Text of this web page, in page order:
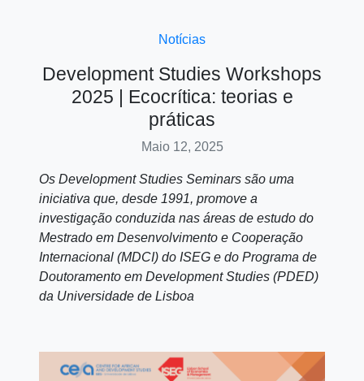
Notícias
Development Studies Workshops
2025 | Ecocrítica: teorias e
práticas
Maio 12, 2025
Os Development Studies Seminars são uma
iniciativa que, desde 1991, promove a
investigação conduzida nas áreas de estudo do
Mestrado em Desenvolvimento e Cooperação
Internacional (MDCI) do ISEG e do Programa de
Doutoramento em Development Studies (PDED)
da Universidade de Lisboa